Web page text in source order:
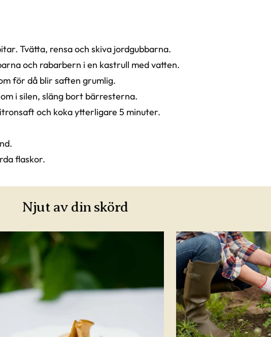
Tvätta, rensa och skiva jordgubbarna.
och rabarbern i en kastrull med vatten.
för då blir saften grumlig.
i silen, släng bort bärresterna.
och koka ytterligare 5 minuter.
flaskor.
Njut av din skörd